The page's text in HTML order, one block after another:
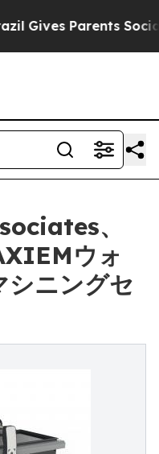
Parents Social
、
ウォ
シニングセ